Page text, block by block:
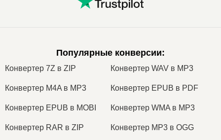
Популярные конверсии:
Конвертер 7Z в ZIP Конвертер WAV в MP3
Конвертер M4A в MP3 Конвертер EPUB в PDF
Конвертер EPUB в MOBI Конвертер WMA в MP3
Конвертер RAR в ZIP Конвертер MP3 в OGG